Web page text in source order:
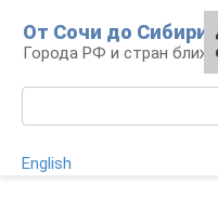
контенту
От Сочи до Сибири
Города РФ и стран
English